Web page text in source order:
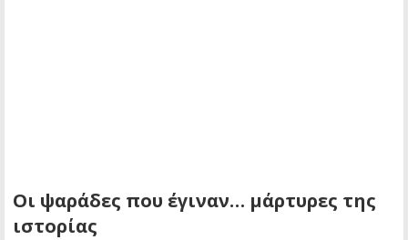
Οι ψαράδες που έγιναν… μάρτυρες της
ιστορίας